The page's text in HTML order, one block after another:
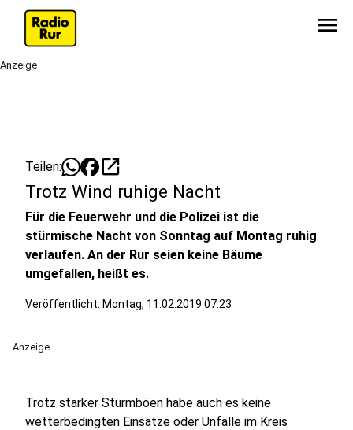
menu
Anzeige
Teilen: open_in_new
Trotz Wind ruhige Nacht
Für die Feuerwehr und die Polizei ist die
stürmische Nacht von Sonntag auf Montag ruhig
verlaufen. An der Rur seien keine Bäume
umgefallen, heißt es.
Veröffentlicht: Montag, 11.02.2019 07:23
Anzeige
Trotz starker Sturmböen habe auch es keine
wetterbedingten Einsätze oder Unfälle im Kreis